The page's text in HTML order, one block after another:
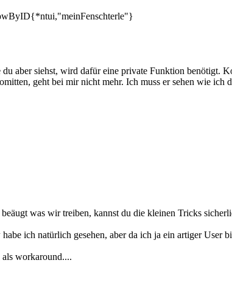
aber siehst, wird dafür eine private Funktion benötigt.
geht bei mir nicht mehr. Ich muss er sehen wie ich
was wir treiben, kannst du die kleinen Tricks
ich natürlich gesehen, aber da ich ja ein artiger User
als workaround....